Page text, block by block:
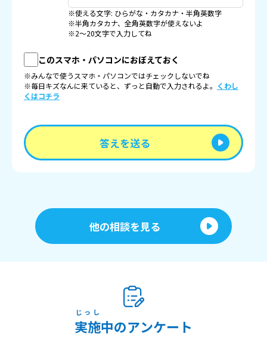
※使える文字: ひらがな・カタカナ・半角英数字
※半角カタカナ、全角英数字が使えないよ
※2〜20文字で入力してね
このスマホ・パソコンにおぼえておく
※みんなで使うスマホ・パソコンではチェックしないでね
※毎日キズなんに来ていると、ずっと自動で入力されるよ。 くわし
くはコチラ
答えを送る
他の相談を見る
実施
じっし
中のアンケート